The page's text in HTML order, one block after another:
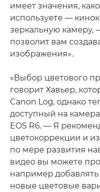
имеет значения,
используете —
зеркальную камеру,
позволит вам
изображения».
«Выбор цветового
говорит Хавьер,
Canon Log, однако
доступный на
EOS R6. — Я
цветокоррекции и
по мере развития
видео вы можете
например
новые цветовые